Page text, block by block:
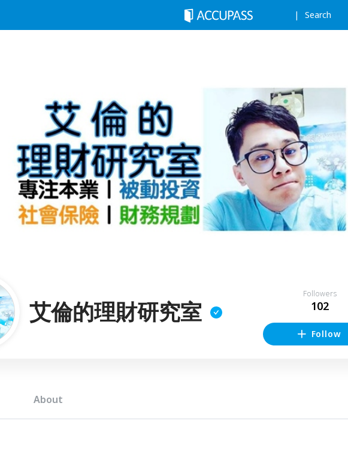
Search
艾倫的理財研究室
Followers
102
Follow
About